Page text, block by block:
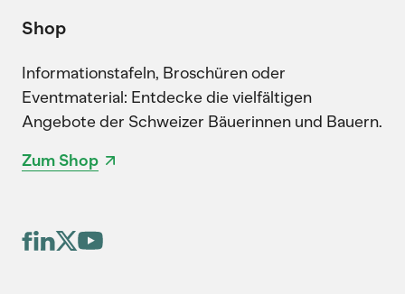
Shop
Informationstafeln, Broschüren oder
Eventmaterial: Entdecke die vielfältigen
Angebote der Schweizer Bäuerinnen und Bauern.
Zum Shop